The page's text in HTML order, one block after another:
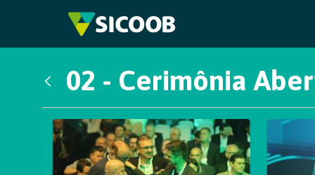
Pular para o Conteúdo principal
02 - Cerimônia
Galeria de Mídias